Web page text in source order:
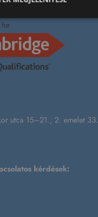
utca 15–21., 2. emelet 33.
kérdések: